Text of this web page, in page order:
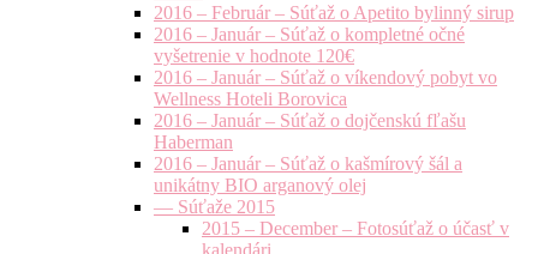
2016 – Február – Súťaž o Apetito bylinný sirup
2016 – Január – Súťaž o kompletné očné
vyšetrenie v hodnote 120€
2016 – Január – Súťaž o víkendový pobyt vo
Wellness Hoteli Borovica
2016 – Január – Súťaž o dojčenskú fľašu
Haberman
2016 – Január – Súťaž o kašmírový šál a
unikátny BIO arganový olej
— Súťaže 2015
2015 – December – Fotosúťaž o účasť v
kalendári